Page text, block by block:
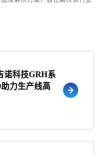
诺科技GRH系
力生产线高